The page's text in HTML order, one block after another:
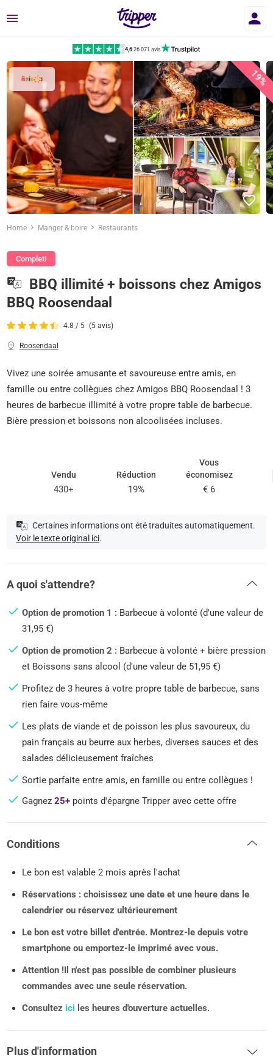
Menu
4,6|26 071 avis
19%
Home Manger & boire Restaurants
Complet!
BBQ illimité + boissons chez Amigos
BBQ Roosendaal
4.8 / 5 (5 avis)
Roosendaal
Vivez une soirée amusante et savoureuse entre amis, en
famille ou entre collègues chez Amigos BBQ Roosendaal ! 3
heures de barbecue illimité à votre propre table de barbecue.
Bière pression et boissons non alcoolisées incluses.
Vendu
430+
Réduction
19%
Vous
économisez
€ 6
Certaines informations ont été traduites automatiquement.
Voir le texte original ici.
A quoi s'attendre?
Option de promotion 1 : Barbecue à volonté (d'une valeur de
31,95 €)
Option de promotion 2 : Barbecue à volonté + bière pression
et Boissons sans alcool (d'une valeur de 51,95 €)
Profitez de 3 heures à votre propre table de barbecue, sans
rien faire vous-même
Les plats de viande et de poisson les plus savoureux, du
pain français au beurre aux herbes, diverses sauces et des
salades délicieusement fraîches
Sortie parfaite entre amis, en famille ou entre collègues !
Gagnez25+ points d'épargne Tripper avec cette offre
Conditions
Le bon est valable 2 mois après l'achat
Réservations : choisissez une date et une heure dans le
calendrier ou réservez ultérieurement
Le bon est votre billet d'entrée. Montrez-le depuis votre
smartphone ou emportez-le imprimé avec vous.
Attention !Il n'est pas possible de combiner plusieurs
commandes avec une seule réservation.
Consultez ici les heures d'ouverture actuelles.
Plus d'information